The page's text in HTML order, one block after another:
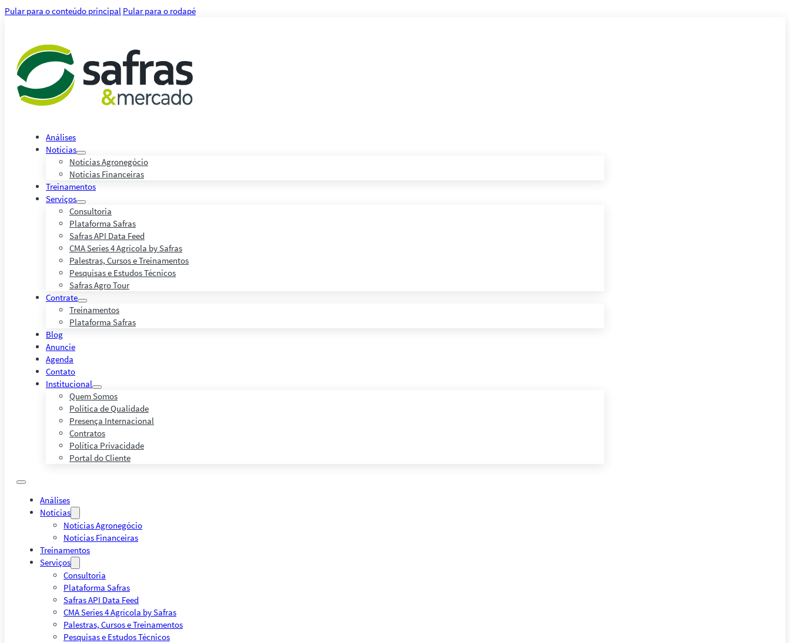
Pular para o conteúdo principal Pular para o rodapé
Análises
Notícias
Notícias Agronegócio
Notícias Financeiras
Treinamentos
Serviços
Consultoria
Plataforma Safras
Safras API Data Feed
CMA Series 4 Agrícola by Safras
Palestras, Cursos e Treinamentos
Pesquisas e Estudos Técnicos
Safras Agro Tour
Contrate
Treinamentos
Plataforma Safras
Blog
Anuncie
Agenda
Contato
Institucional
Quem Somos
Política de Qualidade
Presença Internacional
Contratos
Política Privacidade
Portal do Cliente
Análises
Notícias
Notícias Agronegócio
Notícias Financeiras
Treinamentos
Serviços
Consultoria
Plataforma Safras
Safras API Data Feed
CMA Series 4 Agrícola by Safras
Palestras, Cursos e Treinamentos
Pesquisas e Estudos Técnicos